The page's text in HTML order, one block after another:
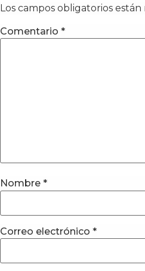
Los campos obligatorios están
Comentario *
Nombre *
Correo electrónico *